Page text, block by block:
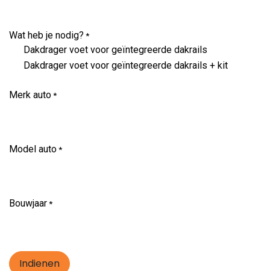
Wat heb je nodig? *
Dakdrager voet voor geïntegreerde dakrails
Dakdrager voet voor geïntegreerde dakrails + kit
Merk auto*
Model auto*
Bouwjaar*
Indienen